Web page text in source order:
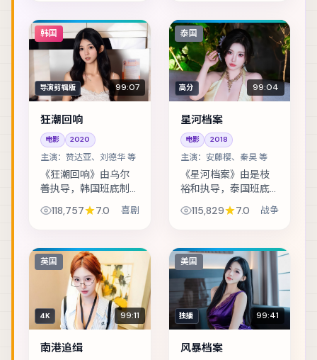
个消失。主演包括段
奕宏、王凯、廖凡
等，表演层次丰富。
段被抹去的家族史。
主演包括白宇、绫野
刚、张震 等，表演...
韩国
导演剪辑版 99:07
狂潮回响
电影 2020
主演： 赞达亚、刘德华 等
《狂潮回响》由乌尔
善执导，韩国班底制
作，类型定位为喜
剧。渔村少年捡到陌
走私与反走私的漩
涡。主演包括赞达
亚、刘德华、雷佳音
118,757 7.0 喜剧
泰国
高分 99:04
星河档案
电影 2018
主演： 安藤樱、秦昊 等
《星河档案》由是枝
裕和执导，泰国班底
制作，类型定位为战
争。退役特工重返故
从未真正结束。主演
包括安藤樱、秦昊、
宋佳 等，表演层次...
115,829 7.0 战争
英国
4K 99:11
南港追缉
美国
独播 99:41
风暴档案